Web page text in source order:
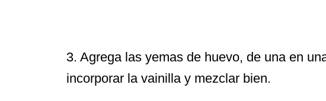
3. Agrega las yemas de huevo, de una en
incorporar la vainilla y mezclar bien.